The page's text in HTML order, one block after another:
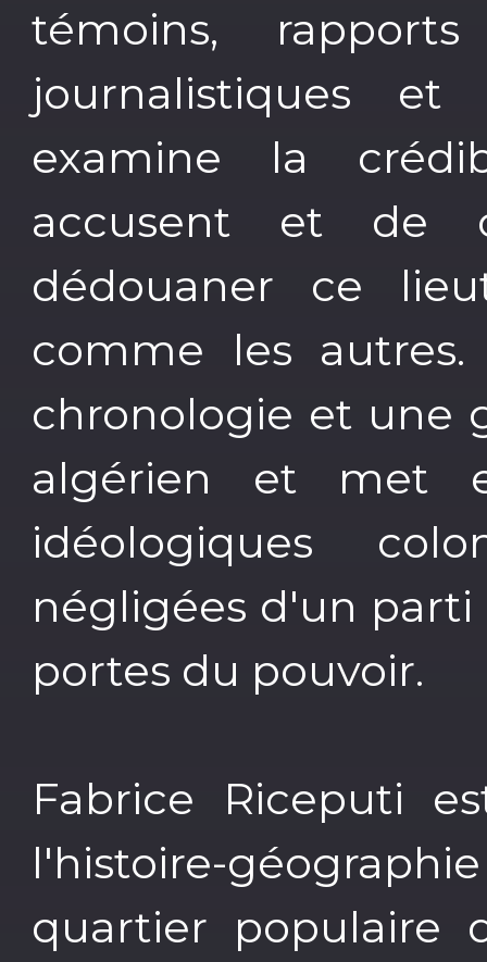
témoins,
journalistiques
examine la
accusent et de
dédouaner ce
comme les
chronologie et une
algérien et met
idéologiques
négligées d'un
portes du pouvoir.
Fabrice Riceputi
l'histoire-
quartier populaire